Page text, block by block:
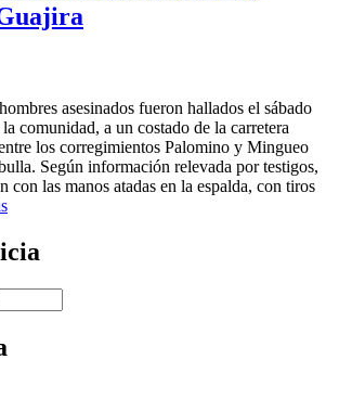
asesinados fueron hallados el sábado
comunidad, a un costado de la carretera
los corregimientos Palomino y Mingueo
Según información relevada por testigos,
con las manos atadas en la espalda, con tiros